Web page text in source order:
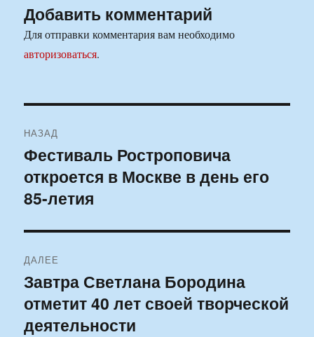
Добавить комментарий
Для отправки комментария вам необходимо
авторизоваться.
по
записям
НАЗАД
Предыдущая
запись:
Фестиваль Ростроповича
откроется в Москве в день его
85-летия
ДАЛЕЕ
Следующая
запись:
Завтра Светлана Бородина
отметит 40 лет своей творческой
деятельности